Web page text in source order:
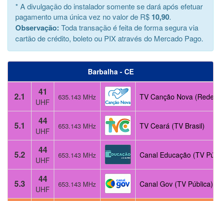
* A divulgação do instalador somente se dará após efetuar
pagamento uma única vez no valor de R$ 10,90.
Observação: Toda transação é feita de forma segura via
cartão de crédito, boleto ou PIX através do Mercado Pago.
Barbalha - CE
2.1 41
UHF
635.143 MHz TV Canção Nova (Rede)
5.1 44
UHF
653.143 MHz TV Ceará (TV Brasil)
5.2 44
UHF
653.143 MHz Canal Educação (TV
5.3 44
UHF
653.143 MHz Canal Gov (TV Pública)